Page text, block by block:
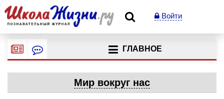
Войти
ГЛАВНОЕ
Мир вокруг нас